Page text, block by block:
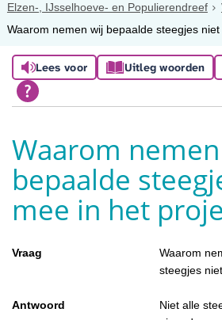
Elzen-, IJsselhoeve- en Populierendreef
Waarom nemen wij bepaalde steegjes
Lees voor Uitleg woorden
Waarom
bepaalde
mee in het
Vraag
Waarom
steegjes
Antwoord
Niet alle